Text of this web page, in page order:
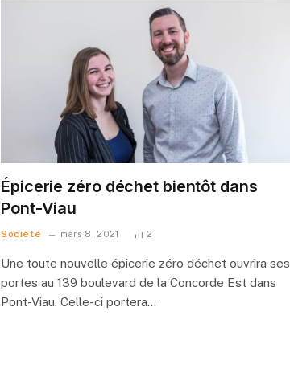
Épicerie zéro déchet bientôt dans
Pont-Viau
Société mars 8, 2021 2
Une toute nouvelle épicerie zéro déchet ouvrira ses
portes au 139 boulevard de la Concorde Est dans
Pont-Viau. Celle-ci portera…